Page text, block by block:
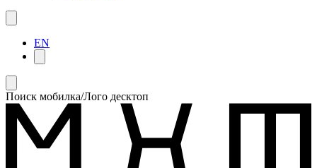
EN
Поиск мобилка/Лого десктоп